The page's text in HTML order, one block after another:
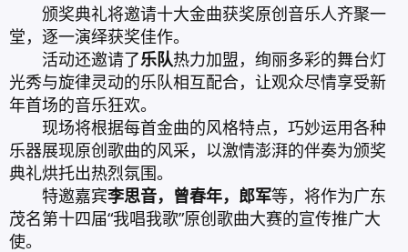
颁奖典礼将邀请十大金曲获奖原创音乐人齐聚一
堂，逐一演绎获奖佳作。
活动还邀请了乐队热力加盟，绚丽多彩的舞台灯
光秀与旋律灵动的乐队相互配合，让观众尽情享受新
年首场的音乐狂欢。
现场将根据每首金曲的风格特点，巧妙运用各种
乐器展现原创歌曲的风采，以激情澎湃的伴奏为颁奖
典礼烘托出热烈氛围。
特邀嘉宾李思音，曾春年，郎军等，将作为广东
茂名第十四届“我唱我歌”原创歌曲大赛的宣传推广大
使。